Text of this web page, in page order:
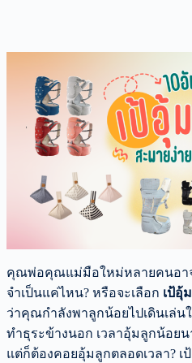
คุณพ่อคุณแม่มือใหม่หลายคนอาจ
จำเป็นแค่ไหน? หรือจะเลือก เป้อุ้
ว่าคุณกำลังพาลูกน้อยไปเดินเล่
ทำธุระข้างนอก เวลาอุ้มลูกน้อย
แต่ก็ต้องคอยอุ้มลูกตลอดเวลา?